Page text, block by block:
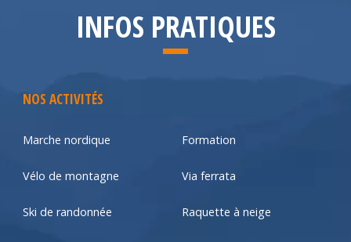
INFOS PRATIQUES
NOS ACTIVITÉS
Marche nordique Formation
Vélo de montagne Via ferrata
Ski de randonnée Raquette à neige